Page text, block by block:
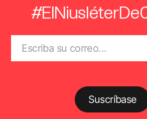
Suscríbase